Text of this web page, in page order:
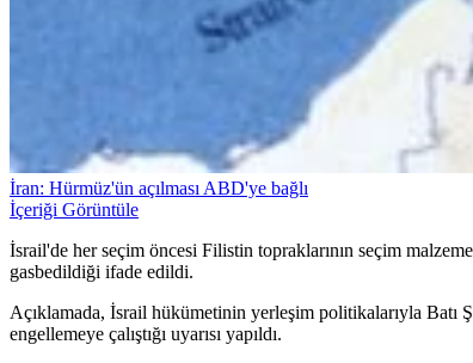
İran: Hürmüz'ün açılması ABD'ye bağlı
İçeriği Görüntüle
İsrail'de her seçim öncesi Filistin topraklarının seçim
gasbedildiği ifade edildi.
Açıklamada, İsrail hükümetinin yerleşim politikalarıyla Batı
engellemeye çalıştığı uyarısı yapıldı.